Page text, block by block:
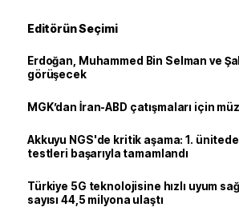
Editörün Seçimi
Erdoğan, Muhammed Bin Selman ve
görüşecek
MGK’dan İran-ABD çatışmaları için
Akkuyu NGS'de kritik aşama: 1.
testleri başarıyla tamamlandı
Türkiye 5G teknolojisine hızlı uyum
sayısı 44,5 milyona ulaştı